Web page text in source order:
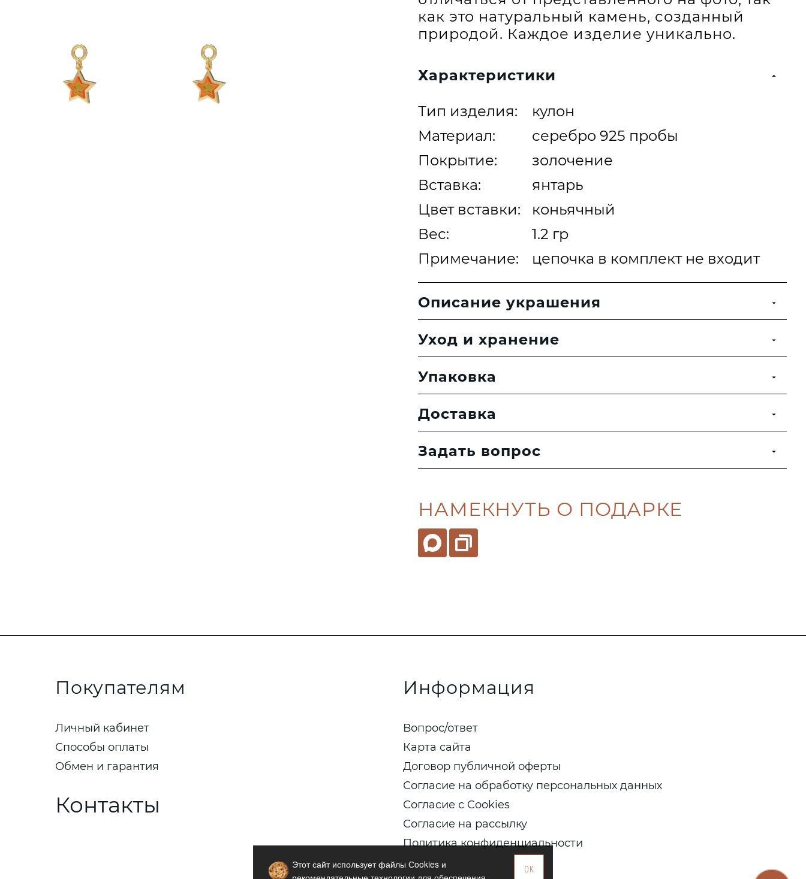
НАМЕКНУТЬ О ПОДАРКЕ
как это натуральный камень, созданный
природой. Каждое изделие уникально.
Характеристики
Тип изделия:
кулон
Материал:
серебро 925 пробы
Покрытие:
золочение
Вставка:
янтарь
Цвет вставки:
коньячный
Вес:
1.2 гр
Примечание:
цепочка в комплект не входит
Описание украшения
Уход и хранение
Упаковка
Доставка
Задать вопрос
Покупателям
Личный кабинет
Способы оплаты
Обмен и гарантия
Контакты
Информация
Вопрос/ответ
Карта сайта
Договор публичной оферты
Согласие на обработку персональных данных
Согласие с Cookies
Согласие на рассылку
Политика конфиденциальности
OK
Этот сайт использует файлы Сookies и